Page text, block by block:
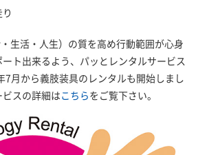
生活・人生）の質を高め行動範囲が心身
ト出来るよう、パッとレンタルサービス
7月から義肢装具のレンタルも開始しまし
スの詳細はこちらをご覧下さい。